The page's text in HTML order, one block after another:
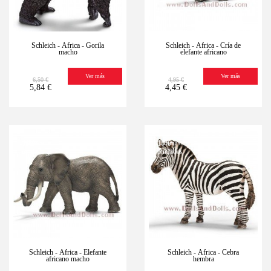
Schleich - África - Gorila
macho
6,50 €
5,84 €
Ver más
Schleich - África - Cría de
elefante africano
4,95 €
4,45 €
Ver más
Schleich - África - Elefante
africano macho
Últimas
unidades
Schleich - África - Cebra
hembra
-10%